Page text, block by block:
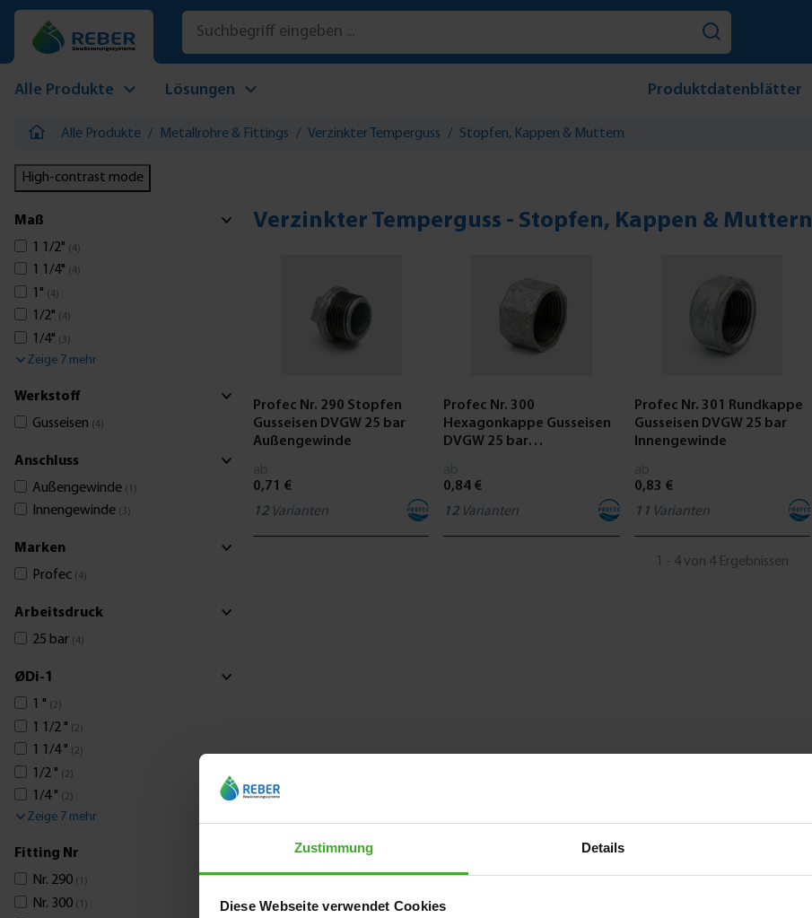
Zustimmung Details
Diese Webseite verwendet Cookies
Hauptinhalt springen
Zur Suche springen
Zur Hauptnavigation springen
Alle Produkte Lösungen Produktdatenblätter
Alle Produkte / Metallrohre & Fittings / Verzinkter Temperguss / Stopfen, Kappen & Muttern
High-contrast mode
Maß
1 1/2" (4)
1 1/4" (4)
1" (4)
1/2" (4)
1/4" (3)
Zeige 7 mehr
Werkstoff
Gusseisen (4)
Anschluss
Außengewinde (1)
Innengewinde (3)
Marken
Profec
(4)
Arbeitsdruck
25 bar
(4)
ØDi-1
1 "
(2)
1 1/2 " (2)
1 1/4 " (2)
1/2 " (2)
1/4 " (2)
Zeige 7 mehr
Fitting Nr
Nr. 290
(1)
Nr. 300 (1)
Verzinkter Temperguss - Stopfen, Kappen & Muttern
Profec Nr. 290 Stopfen
Gusseisen DVGW 25 bar
Außengewinde
0,71 €
12 Varianten
Profec Nr. 300
Hexagonkappe Gusseisen
DVGW 25 bar
0,84 €
12 Varianten
Profec Nr. 301 Rundkappe
Gusseisen DVGW 25 bar
Innengewinde
0,83 €
11 Varianten
1 - 4 von 4 Ergebnissen